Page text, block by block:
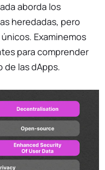
aborda los
heredadas, pero
Examinemos
para comprender
de las dApps.